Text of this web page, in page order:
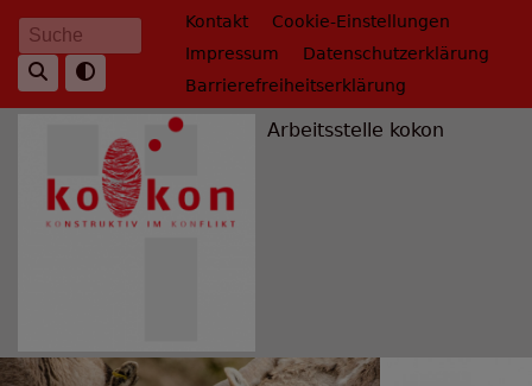
Direkt
zum
Inhalt
Suche Fußbereichsmenü
Kontakt
Cookie-Einstellungen
Impressum
Datenschutzerklärung
Barrierefreiheitserklärung
Arbeitsstelle kokon